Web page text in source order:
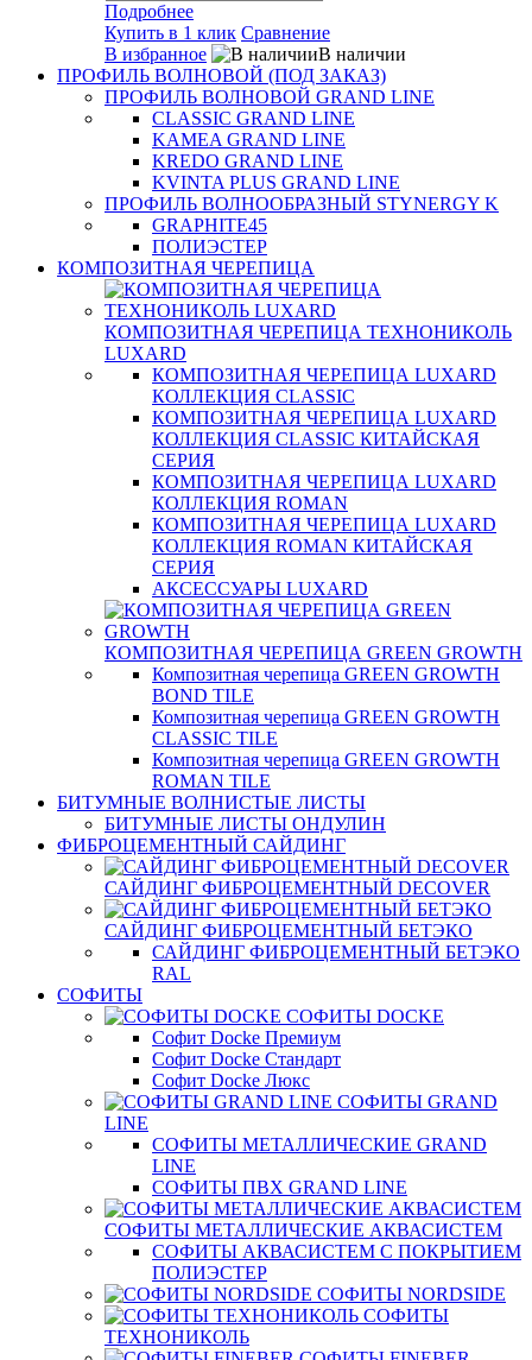
Подробнее
Купить в 1 клик Сравнение
В избранное
В наличии
ПРОФИЛЬ ВОЛНОВОЙ (ПОД ЗАКАЗ)
ПРОФИЛЬ ВОЛНОВОЙ GRAND LINE
CLASSIC GRAND LINE
KAMEA GRAND LINE
KREDO GRAND LINE
KVINTA PLUS GRAND LINE
ПРОФИЛЬ ВОЛНООБРАЗНЫЙ STYNERGY K
GRAPHITE45
ПОЛИЭСТЕР
КОМПОЗИТНАЯ ЧЕРЕПИЦА
КОМПОЗИТНАЯ ЧЕРЕПИЦА ТЕХНОНИКОЛЬ
LUXARD
КОМПОЗИТНАЯ ЧЕРЕПИЦА LUXARD
КОЛЛЕКЦИЯ CLASSIC
КОМПОЗИТНАЯ ЧЕРЕПИЦА LUXARD
КОЛЛЕКЦИЯ CLASSIC КИТАЙСКАЯ
СЕРИЯ
КОМПОЗИТНАЯ ЧЕРЕПИЦА LUXARD
КОЛЛЕКЦИЯ ROMAN
КОМПОЗИТНАЯ ЧЕРЕПИЦА LUXARD
КОЛЛЕКЦИЯ ROMAN КИТАЙСКАЯ
СЕРИЯ
АКСЕССУАРЫ LUXARD
КОМПОЗИТНАЯ ЧЕРЕПИЦА GREEN GROWTH
Композитная черепица GREEN GROWTH
BOND TILE
Композитная черепица GREEN GROWTH
CLASSIC TILE
Композитная черепица GREEN GROWTH
ROMAN TILE
БИТУМНЫЕ ВОЛНИСТЫЕ ЛИСТЫ
БИТУМНЫЕ ЛИСТЫ ОНДУЛИН
ФИБРОЦЕМЕНТНЫЙ САЙДИНГ
САЙДИНГ ФИБРОЦЕМЕНТНЫЙ DECOVER
САЙДИНГ ФИБРОЦЕМЕНТНЫЙ БЕТЭКО
САЙДИНГ ФИБРОЦЕМЕНТНЫЙ БЕТЭКО
RAL
СОФИТЫ
СОФИТЫ DOCKE
Софит Docke Премиум
Софит Docke Стандарт
Софит Docke Люкс
СОФИТЫ GRAND
LINE
СОФИТЫ МЕТАЛЛИЧЕСКИЕ GRAND
LINE
СОФИТЫ ПВХ GRAND LINE
СОФИТЫ МЕТАЛЛИЧЕСКИЕ АКВАСИСТЕМ
СОФИТЫ АКВАСИСТЕМ С ПОКРЫТИЕМ
ПОЛИЭСТЕР
СОФИТЫ NORDSIDE
СОФИТЫ
ТЕХНОНИКОЛЬ